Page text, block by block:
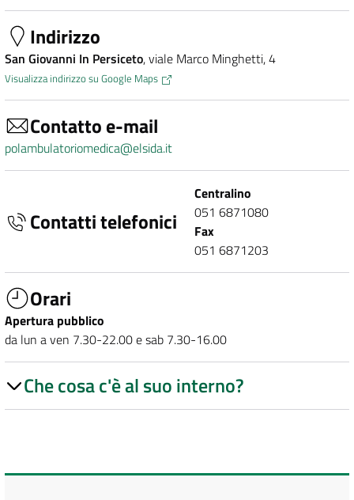
Indirizzo
San Giovanni In Persiceto, viale Marco Minghetti, 4
Visualizza indirizzo su Google Maps
Contatto e-mail
polambulatoriomedica@elsida.it
Contatti telefonici
Centralino
051 6871080
Fax
051 6871203
Orari
Apertura pubblico
da lun a ven 7.30-22.00 e sab 7.30-16.00
Che cosa c'è al suo interno?